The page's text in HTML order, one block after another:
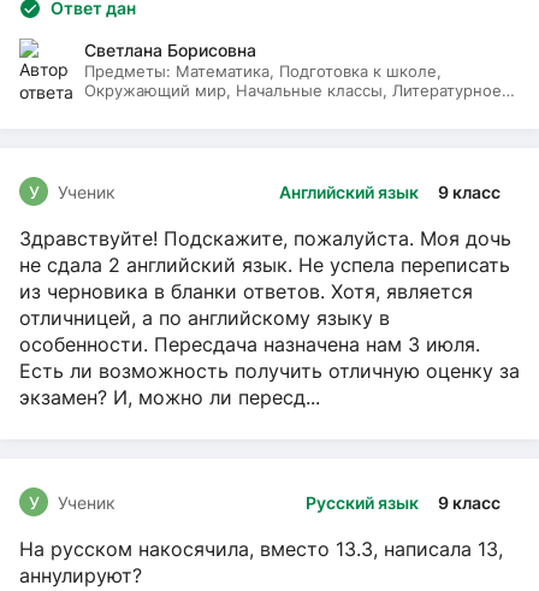
Ответ дан
Светлана Борисовна
Предметы: Математика, Подготовка к школе,
Окружающий мир, Начальные классы, Литературное
Английский язык 9 класс
У Ученик
Здравствуйте! Подскажите, пожалуйста. Моя дочь
не сдала 2 английский язык. Не успела переписать
из черновика в бланки ответов. Хотя, является
отличницей, а по английскому языку в
особенности. Пересдача назначена нам 3 июля.
Есть ли возможность получить отличную оценку за
экзамен? И, можно ли пересд...
Русский язык 9 класс
У Ученик
На русском накосячила, вместо 13.3, написала 13,
аннулируют?